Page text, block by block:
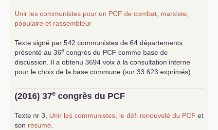
Unir les communistes pour un PCF de combat, marxiste,
populaire et rassembleur
Texte signé par 542 communistes de 64 départements
présenté au 36e congrès du PCF comme base de
discussion. Il a obtenu 3694 voix à la consultation interne
pour le choix de la base commune (sur 33 623 exprimés) .
(2016) 37e congrès du PCF
Texte nr 3, Unir les communistes, le défi renouvelé du PCF et
son résumé